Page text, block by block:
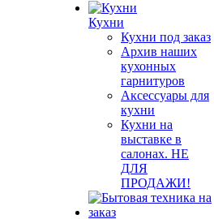
Кухни
Кухни под заказ
Архив наших
кухонных
гарнитуров
Аксессуары для
кухни
Кухни на
выставке в
салонах. НЕ
ДЛЯ
ПРОДАЖИ!